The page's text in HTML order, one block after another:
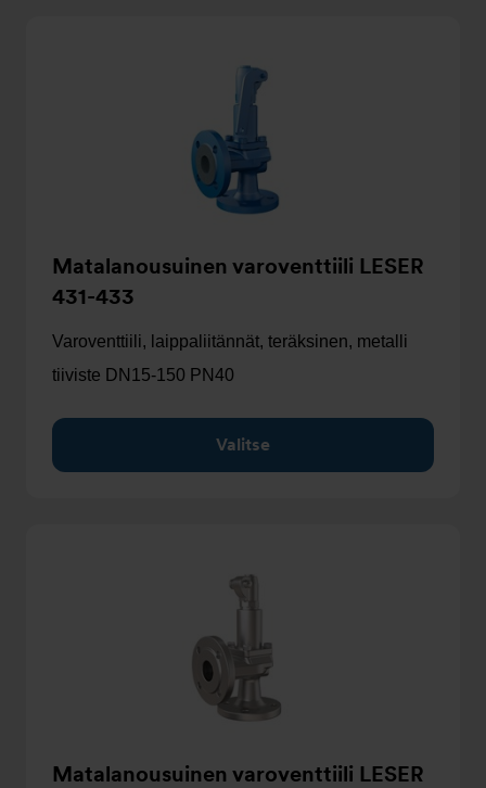
Matalanousuinen varoventtiili LESER
431-433
Varoventtiili, laippaliitännät, teräksinen, metalli
tiiviste DN15-150 PN40
Valitse
Matalanousuinen varoventtiili LESER